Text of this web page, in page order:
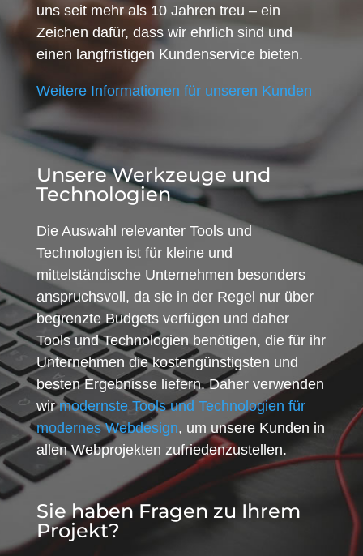
uns seit mehr als 10 Jahren treu – ein
Zeichen dafür, dass wir ehrlich sind und
einen langfristigen Kundenservice bieten.
Weitere Informationen für unseren Kunden
Unsere Werkzeuge und
Technologien
Die Auswahl relevanter Tools und
Technologien ist für kleine und
mittelständische Unternehmen besonders
anspruchsvoll, da sie in der Regel nur über
begrenzte Budgets verfügen und daher
Tools und Technologien benötigen, die für ihr
Unternehmen die kostengünstigsten und
besten Ergebnisse liefern. Daher verwenden
wirmodernste Tools und Technologien für
modernes Webdesign, um unsere Kunden in
allen Webprojekten zufriedenzustellen.
Sie haben Fragen zu Ihrem
Projekt?